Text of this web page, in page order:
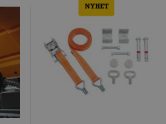
NYHET